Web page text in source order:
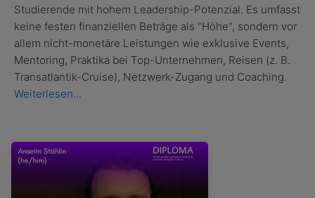
Studierende mit hohem Leadership-Potenzial. Es umfasst
keine festen finanziellen Beträge als "Höhe", sondern vor
allem nicht-monetäre Leistungen wie exklusive Events,
Mentoring, Praktika bei Top-Unternehmen, Reisen (z. B.
Transatlantik-Cruise), Netzwerk-Zugang und Coaching.
Weiterlesen...